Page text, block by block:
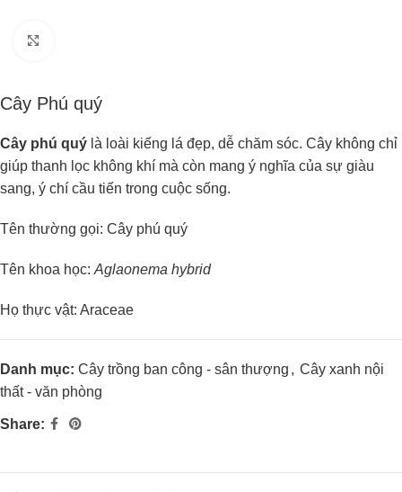
Cây Phú quý
Cây phú quý là loài kiếng lá đẹp, dễ chăm sóc. Cây không chỉ
giúp thanh lọc không khí mà còn mang ý nghĩa của sự giàu
sang, ý chí cầu tiến trong cuộc sống.
Tên thường gọi: Cây phú quý
Tên khoa học: Aglaonema hybrid
Họ thực vật: Araceae
Danh mục: Cây trồng ban công - sân thượng , Cây xanh nội
thất - văn phòng
Share: